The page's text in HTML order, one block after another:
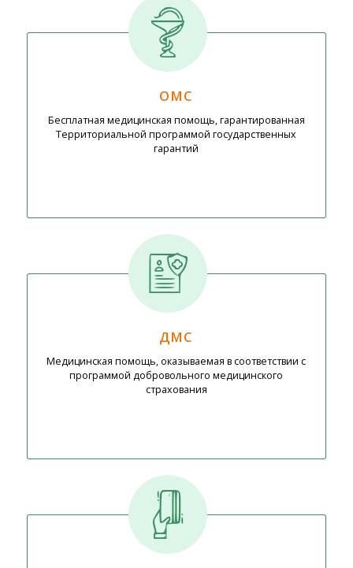
ОМС
Бесплатная медицинская помощь, гарантированная
Территориальной программой государственных
гарантий
ДМС
Медицинская помощь, оказываемая в соответствии с
программой добровольного медицинского
страхования